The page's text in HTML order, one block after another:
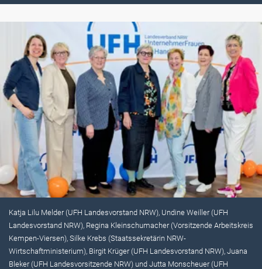
Katja Lilu Melder (UFH Landesvorstand NRW), Undine Weiller (UFH
Landesvorstand NRW), Regina Kleinschumacher (Vorsitzende Arbeitskreis
Kempen-Viersen), Silke Krebs (Staatssekretärin NRW-
Wirtschaftministerium), Birgit Krüger (UFH Landesvorstand NRW), Juana
Bleker (UFH Landesvorsitzende NRW) und Jutta Monscheuer (UFH